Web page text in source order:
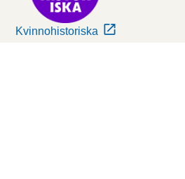
Kvinnohistoriska